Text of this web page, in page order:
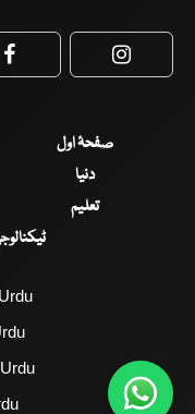
Facebook
صفحۂ اول
دنیا
تعلیم